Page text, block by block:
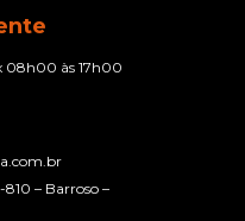
08h00 às 17h00
– Barroso –